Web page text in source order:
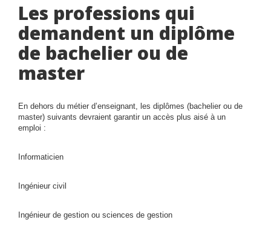
Les professions qui
demandent un diplôme
de bachelier ou de
master
En dehors du métier d’enseignant, les diplômes (bachelier ou de
master) suivants devraient garantir un accès plus aisé à un
emploi :
Informaticien
Ingénieur civil
Ingénieur de gestion ou sciences de gestion